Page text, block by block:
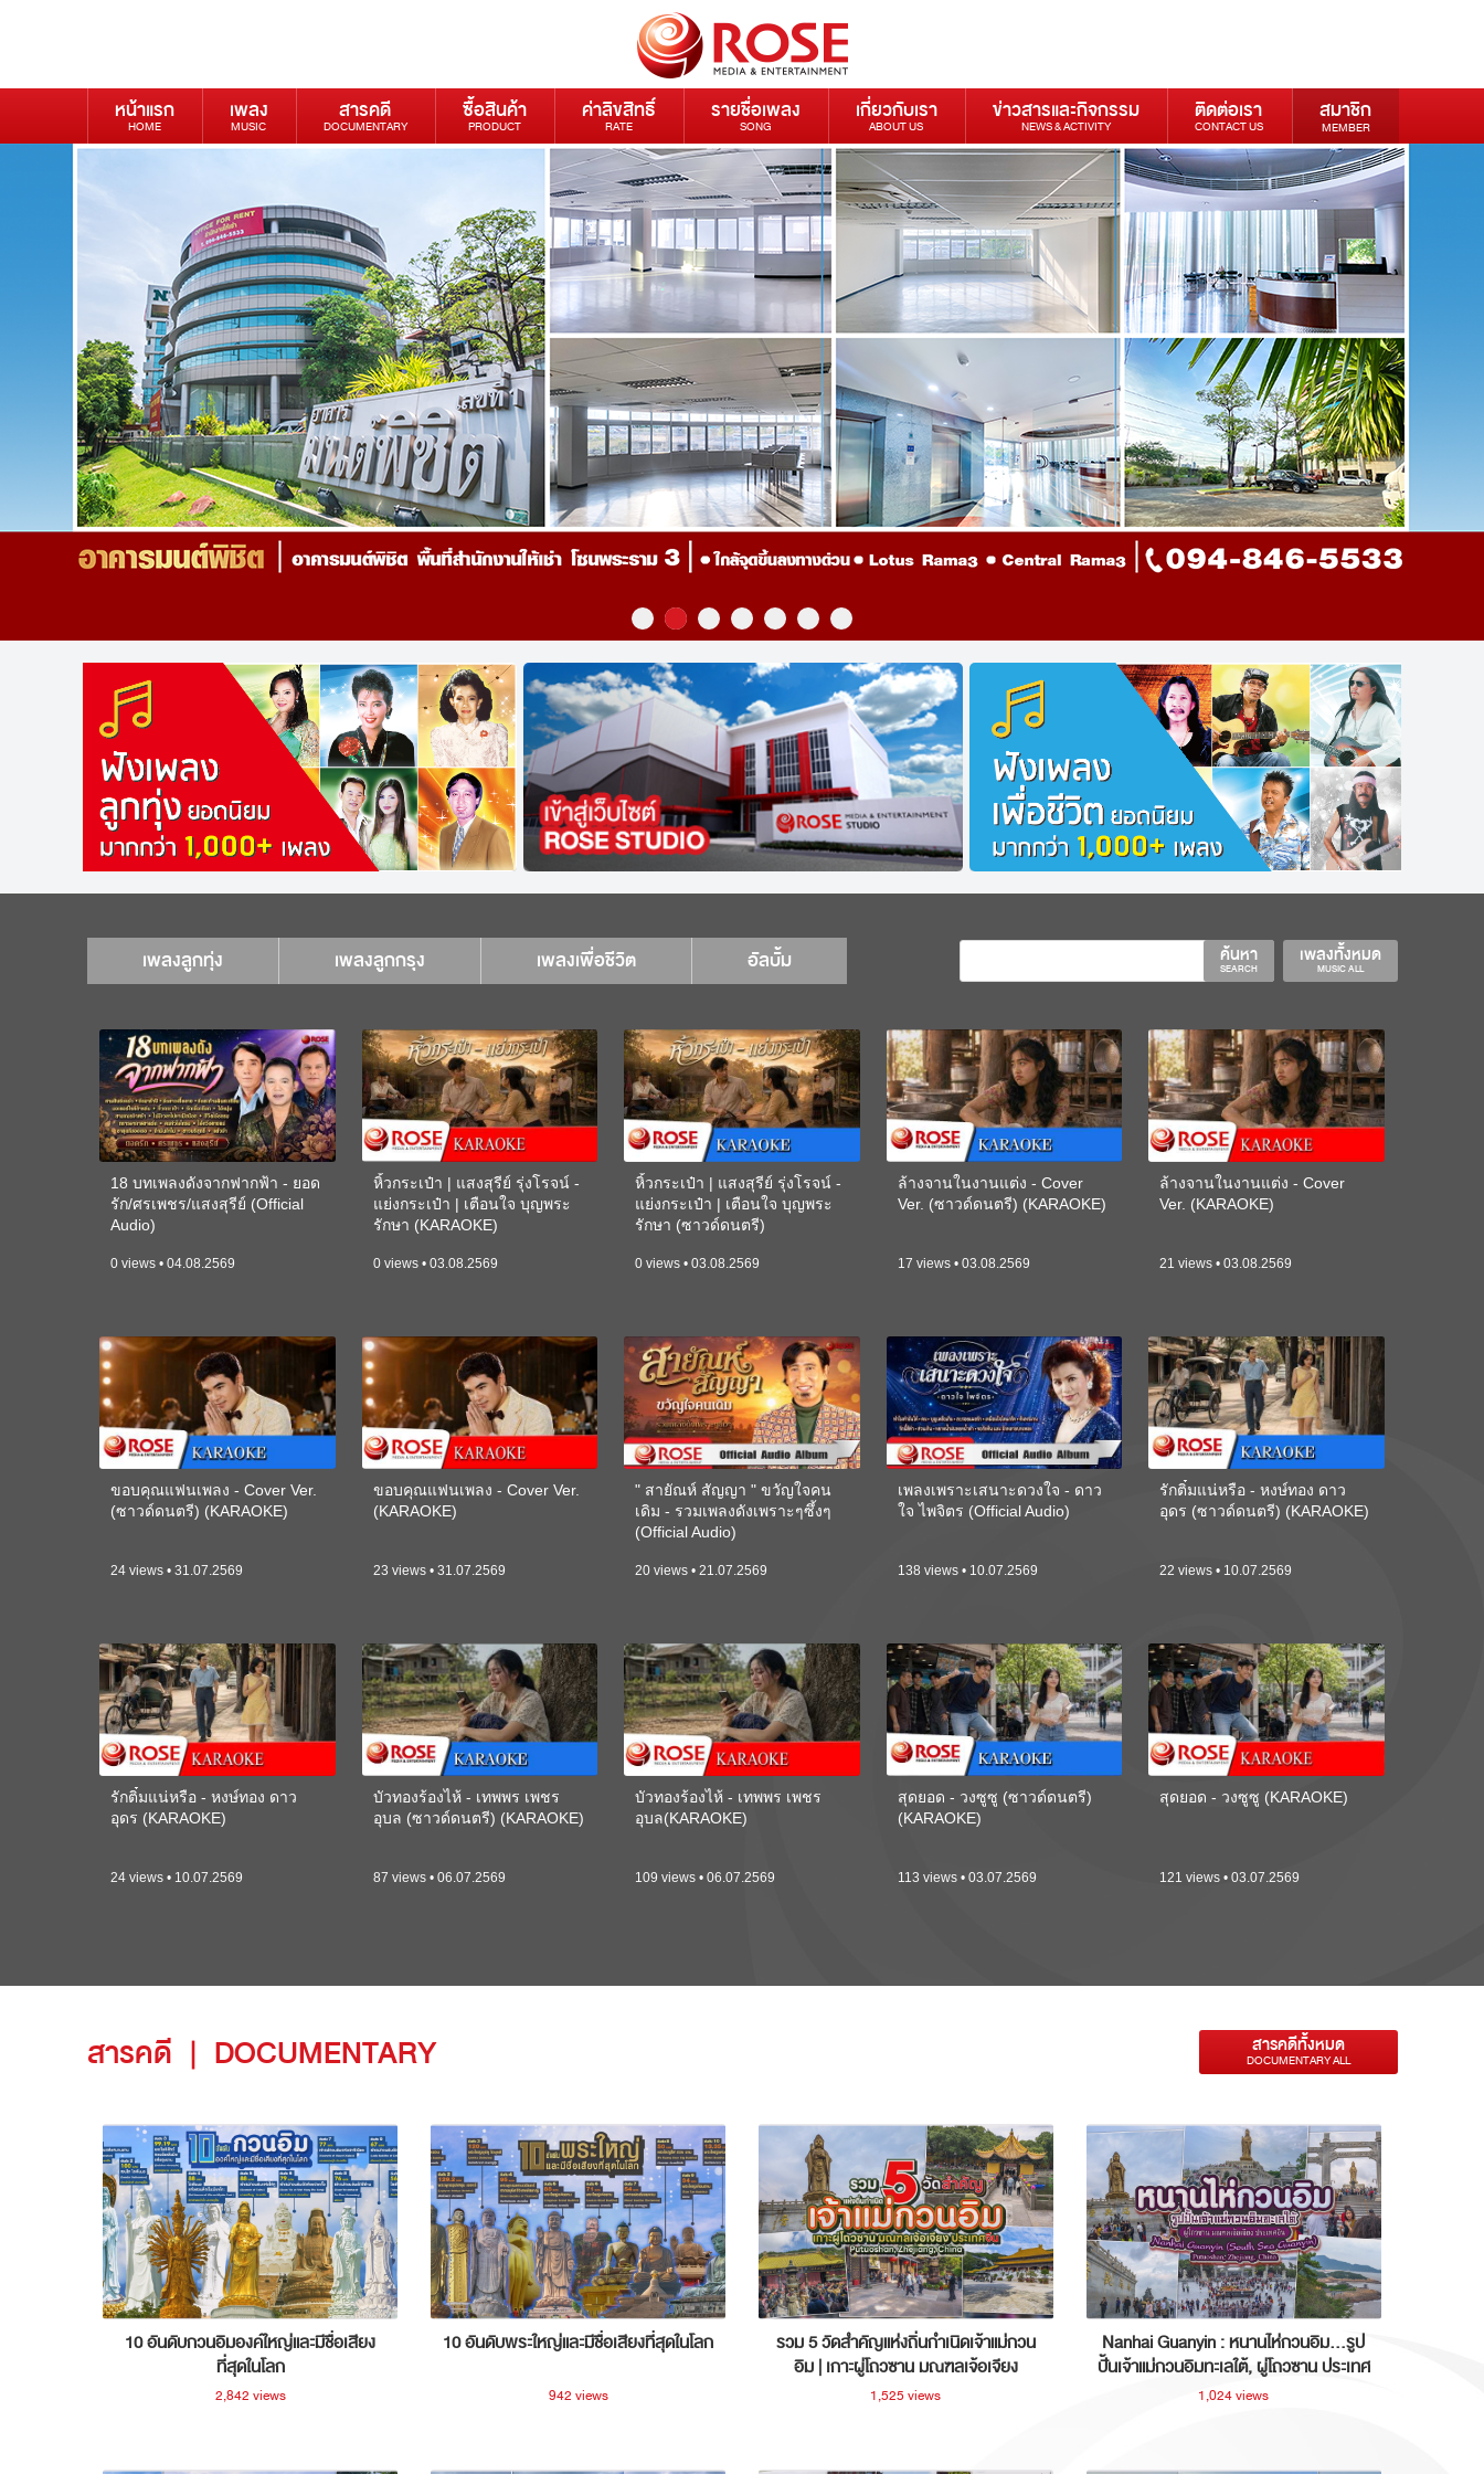
หน้าแรก
HOME
เพลง
MUSIC
สารคดี
DOCUMENTARY
ซื้อสินค้า
PRODUCT
ค่าลิขสิทธิ์
RATE
รายชื่อเพลง
SONG
เกี่ยวกับเรา
ABOUT US
ข่าวสารและกิจกรรม
NEWS & ACTIVITY
ติดต่อเรา
CONTACT US
สมาชิก
MEMBER
เพลงลูกทุ่ง เพลงลูกกรุง เพลงเพื่อชีวิต อัลบั้ม เพลงทั้งหมด
MUSIC ALL
ค้นหา
SEARCH
18 บทเพลงดังจากฟากฟ้า - ยอด
รัก/ศรเพชร/แสงสุรีย์ (Official
Audio)
0 views • 04.08.2569
หิ้วกระเป๋า | แสงสุรีย์ รุ่งโรจน์ -
แย่งกระเป๋า | เตือนใจ บุญพระ
รักษา (KARAOKE)
0 views • 03.08.2569
หิ้วกระเป๋า | แสงสุรีย์ รุ่งโรจน์ -
แย่งกระเป๋า | เตือนใจ บุญพระ
รักษา (ซาวด์ดนตรี)
0 views • 03.08.2569
ล้างจานในงานแต่ง - Cover
Ver. (ซาวด์ดนตรี) (KARAOKE)
17 views • 03.08.2569
ล้างจานในงานแต่ง - Cover
Ver. (KARAOKE)
21 views • 03.08.2569
ขอบคุณแฟนเพลง - Cover Ver.
(ซาวด์ดนตรี) (KARAOKE)
24 views • 31.07.2569
ขอบคุณแฟนเพลง - Cover Ver.
(KARAOKE)
23 views • 31.07.2569
" สายัณห์ สัญญา " ขวัญใจคน
เดิม - รวมเพลงดังเพราะๆซึ้งๆ
(Official Audio)
20 views • 21.07.2569
เพลงเพราะเสนาะดวงใจ - ดาว
ใจ ไพจิตร (Official Audio)
138 views • 10.07.2569
รักติ๋มแน่หรือ - หงษ์ทอง ดาว
อุดร (ซาวด์ดนตรี) (KARAOKE)
22 views • 10.07.2569
รักติ๋มแน่หรือ - หงษ์ทอง ดาว
อุดร (KARAOKE)
24 views • 10.07.2569
บัวทองร้องไห้ - เทพพร เพชร
อุบล (ซาวด์ดนตรี) (KARAOKE)
87 views • 06.07.2569
บัวทองร้องไห้ - เทพพร เพชร
อุบล(KARAOKE)
109 views • 06.07.2569
สุดยอด - วงซูซู (ซาวด์ดนตรี)
(KARAOKE)
113 views • 03.07.2569
สุดยอด - วงซูซู (KARAOKE)
121 views • 03.07.2569
สารคดี | DOCUMENTARY สารคดีทั้งหมด
DOCUMENTARY ALL
10 อันดับกวนอิมองค์ใหญ่และมีชื่อเสียง
ที่สุดในโลก
2,842 views
10 อันดับพระใหญ่และมีชื่อเสียงที่สุดในโลก
942 views
รวม 5 วัดสำคัญแห่งถิ่นกำเนิดเจ้าแม่กวน
อิม | เกาะผู่โถวซาน มณฑลเจ้อเจียง
ประเทศจีน
1,525 views
Nanhai Guanyin : หนานไห่กวนอิม...รูป
ปั้นเจ้าแม่กวนอิมทะเลใต้, ผู่โถวซาน ประเทศ
จีน
1,024 views